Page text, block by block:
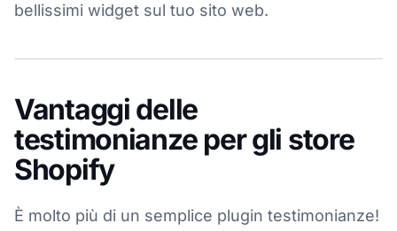
bellissimi widget sul tuo sito web.
Vantaggi delle
testimonianze per gli store
Shopify
È molto più di un semplice plugin testimonianze!